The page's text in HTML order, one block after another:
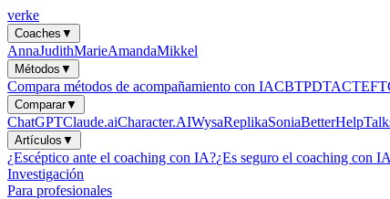
verke
Coaches ▼
AnnaJudithMarieAmandaMikkel
Métodos ▼
Compara métodos de acompañamiento con IACBTPDTACTEFT
Comparar▼
ChatGPTClaude.aiCharacter.AIWysaReplikaSoniaBetterHelp
Artículos ▼
¿Escéptico ante el coaching con IA?¿Es seguro el coaching con
Investigación
Para profesionales